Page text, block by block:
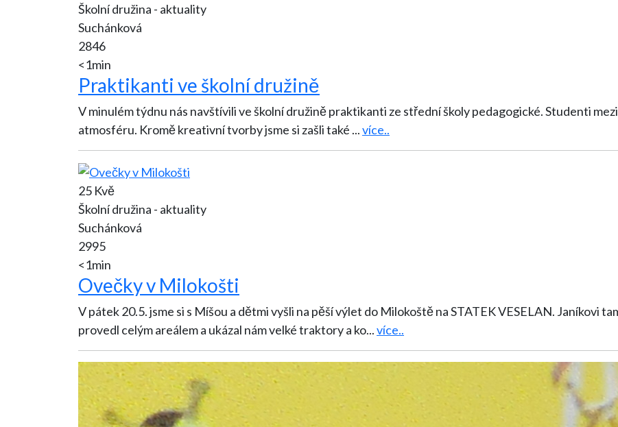
Školní družina - aktuality
Suchánková
2846
<1min
Praktikanti ve školní družině
V minulém týdnu nás navštívili ve školní družině praktikanti ze střední školy pedagogické. Studenti
atmosféru. Kromě kreativní tvorby jsme si zašli také ...více..
25 Kvě
Školní družina - aktuality
Suchánková
2995
<1min
Ovečky v Milokošti
V pátek 20.5. jsme si s Míšou a dětmi vyšli na pěší výlet do Milokoště na STATEK VESELAN. Janíkovi
provedl celým areálem a ukázal nám velké traktory a ko...více..